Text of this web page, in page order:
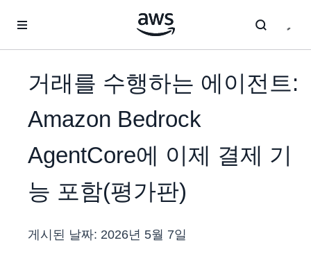
거래를 수행하는 에이전트:
Amazon Bedrock
AgentCore에 이제 결제 기
능 포함(평가판)
게시된 날짜: 2026년 5월 7일